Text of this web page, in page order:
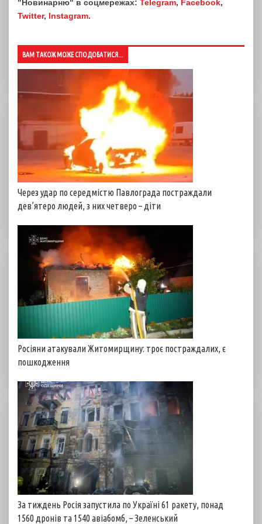
"Новинарню" в соцмережах: Telegram, Facebook,
Twitter, Instagram.
ВАМ ТАКОЖ МОЖЕ СПОДОБАТИСЯ...
Через удар по середмістю Павлограда постраждали
дев’ятеро людей, з них четверо – діти
Росіяни атакували Житомирщину: троє постраждалих, є
пошкодження
За тиждень Росія запустила по Україні 61 ракету, понад
1560 дронів та 1540 авіабомб, – Зеленський